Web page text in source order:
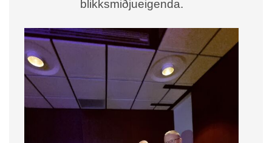
blikksmiðjueigenda.